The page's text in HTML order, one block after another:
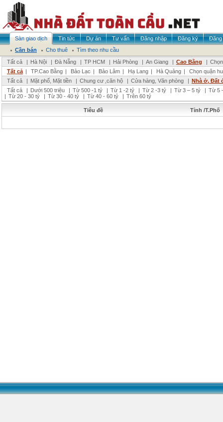
Sàn giao dịch Tin tức Dự án Tư vấn Đăng nhập Đăng ký
Đăng
Cần bán
Cho thuê
Tìm theo nhu cầu
Tất cả
| Hà Nội | Đà Nẵng | TP HCM | Hải Phòng | An Giang | Cao Bằng |
Tất cả | TP.Cao Bằng | Bảo Lạc | Bảo Lâm | Hạ Lang | Hà Quảng |
Chọn quận
Tất cả
| Mặt phố, Mặt tiền | Chung cư ,căn hộ | Cửa hàng, Văn phòng | Nhà ở, Đất
Tất cả
| Dưới 500 triệu | Từ 500 -1 tỷ | Từ 1 -2 tỷ | Từ 2 -3 tỷ | Từ 3 – 5 tỷ | Từ 5
| Từ 20 - 30 tỷ | Từ 30 - 40 tỷ | Từ 40 - 60 tỷ | Trên 60 tỷ
Tiêu đề Tỉnh /T.Phố